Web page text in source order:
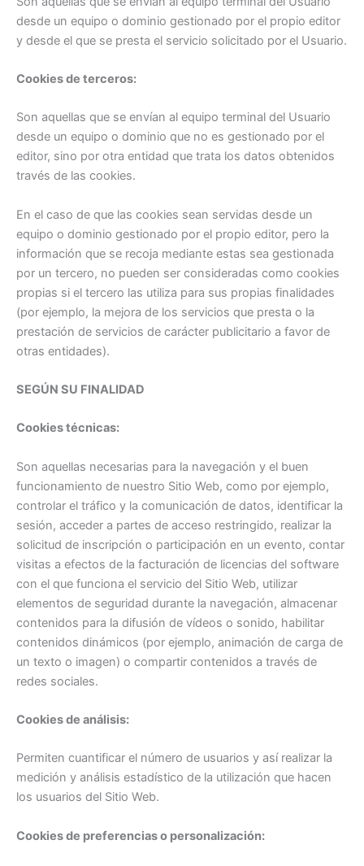
desde un equipo o dominio gestionado por el propio editor
y desde el que se presta el servicio solicitado por el Usuario.
Cookies de terceros:
Son aquellas que se envían al equipo terminal del Usuario
desde un equipo o dominio que no es gestionado por el
editor, sino por otra entidad que trata los datos obtenidos
través de las cookies.
En el caso de que las cookies sean servidas desde un
equipo o dominio gestionado por el propio editor, pero la
información que se recoja mediante estas sea gestionada
por un tercero, no pueden ser consideradas como cookies
propias si el tercero las utiliza para sus propias finalidades
(por ejemplo, la mejora de los servicios que presta o la
prestación de servicios de carácter publicitario a favor de
otras entidades).
SEGÚN SU FINALIDAD
Cookies técnicas:
Son aquellas necesarias para la navegación y el buen
funcionamiento de nuestro Sitio Web, como por ejemplo,
controlar el tráfico y la comunicación de datos, identificar la
sesión, acceder a partes de acceso restringido, realizar la
solicitud de inscripción o participación en un evento, contar
visitas a efectos de la facturación de licencias del software
con el que funciona el servicio del Sitio Web, utilizar
elementos de seguridad durante la navegación, almacenar
contenidos para la difusión de vídeos o sonido, habilitar
contenidos dinámicos (por ejemplo, animación de carga de
un texto o imagen) o compartir contenidos a través de
redes sociales.
Cookies de análisis:
Permiten cuantificar el número de usuarios y así realizar la
medición y análisis estadístico de la utilización que hacen
los usuarios del Sitio Web.
Cookies de preferencias o personalización: